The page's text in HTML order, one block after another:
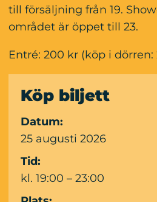
till försäljning från 19.
området är öppet till 23.
Entré: 200 kr (köp i dörren:
Köp biljett
Datum:
25 augusti 2026
Tid:
kl. 19:00 – 23:00